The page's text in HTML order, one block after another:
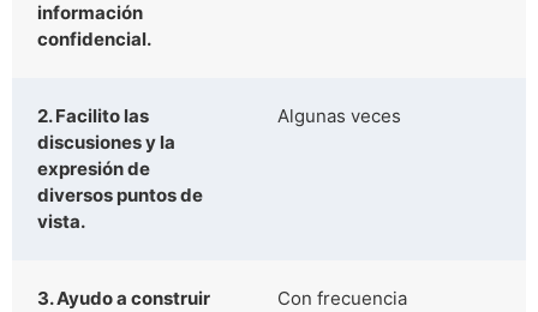
información
confidencial.
2. Facilito las
discusiones y la
expresión de
diversos puntos de
vista.
Algunas veces
3. Ayudo a construir
Con frecuencia